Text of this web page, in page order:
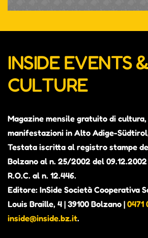
INSIDE EVENTS &
CULTURE
Magazine mensile gratuito di
manifestazioni in Alto Adige-
Testata iscritta al registro stampe
Bolzano al n. 25/2002 del
R.O.C. al n. 12.446.
Editore: InSide Società Cooperativa
Louis Braille, 4 | 39100 Bolzano | 0471
inside@inside.bz.it.